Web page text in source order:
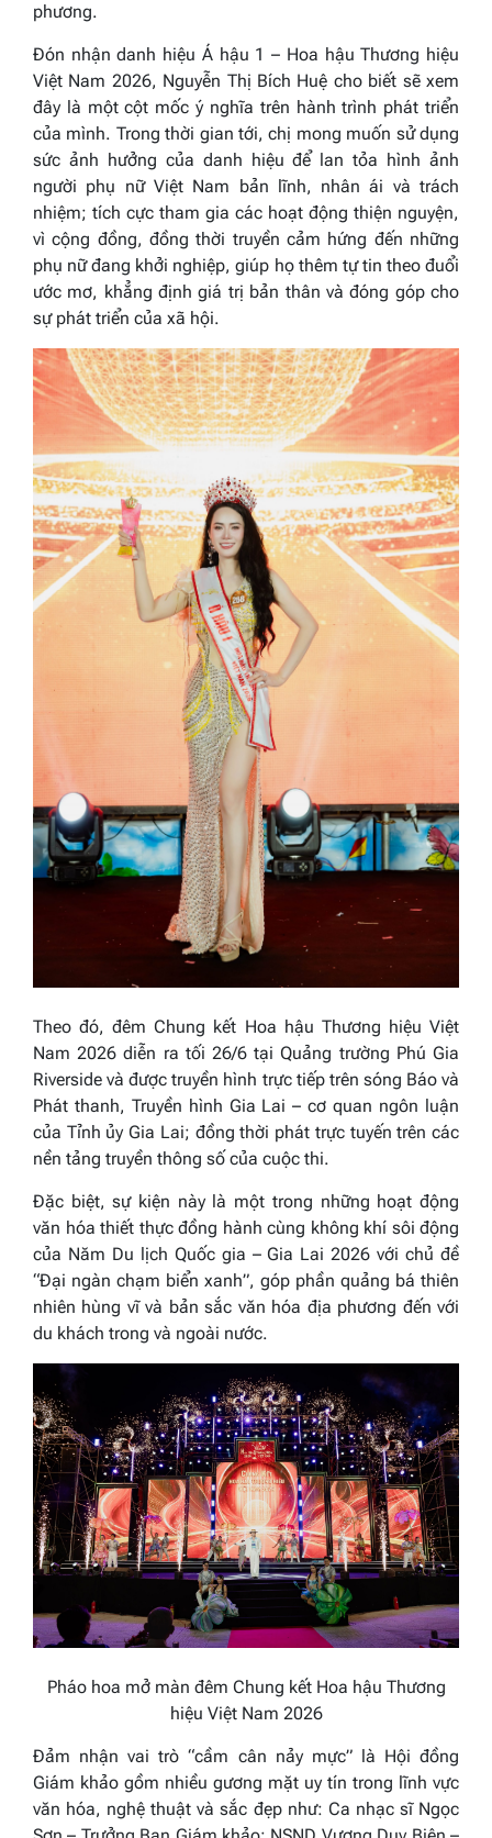
phương.
Đón nhận danh hiệu Á hậu 1 – Hoa hậu Thương hiệu
Việt Nam 2026, Nguyễn Thị Bích Huệ cho biết sẽ xem
đây là một cột mốc ý nghĩa trên hành trình phát triển
của mình. Trong thời gian tới, chị mong muốn sử dụng
sức ảnh hưởng của danh hiệu để lan tỏa hình ảnh
người phụ nữ Việt Nam bản lĩnh, nhân ái và trách
nhiệm; tích cực tham gia các hoạt động thiện nguyện,
vì cộng đồng, đồng thời truyền cảm hứng đến những
phụ nữ đang khởi nghiệp, giúp họ thêm tự tin theo đuổi
ước mơ, khẳng định giá trị bản thân và đóng góp cho
sự phát triển của xã hội.
Theo đó, đêm Chung kết Hoa hậu Thương hiệu Việt
Nam 2026 diễn ra tối 26/6 tại Quảng trường Phú Gia
Riverside và được truyền hình trực tiếp trên sóng Báo và
Phát thanh, Truyền hình Gia Lai – cơ quan ngôn luận
của Tỉnh ủy Gia Lai; đồng thời phát trực tuyến trên các
nền tảng truyền thông số của cuộc thi.
Đặc biệt, sự kiện này là một trong những hoạt động
văn hóa thiết thực đồng hành cùng không khí sôi động
của Năm Du lịch Quốc gia – Gia Lai 2026 với chủ đề
“Đại ngàn chạm biển xanh”, góp phần quảng bá thiên
nhiên hùng vĩ và bản sắc văn hóa địa phương đến với
du khách trong và ngoài nước.
Pháo hoa mở màn đêm Chung kết Hoa hậu Thương
hiệu Việt Nam 2026
Đảm nhận vai trò “cầm cân nảy mực” là Hội đồng
Giám khảo gồm nhiều gương mặt uy tín trong lĩnh vực
văn hóa, nghệ thuật và sắc đẹp như: Ca nhạc sĩ Ngọc